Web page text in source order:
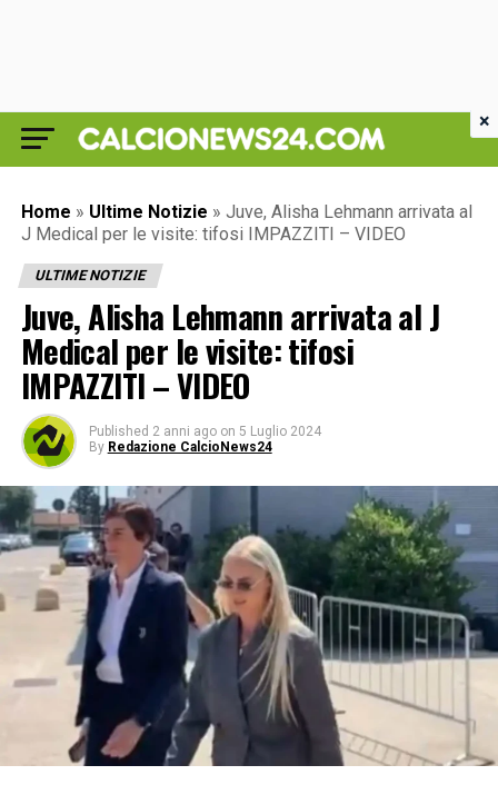
Home » Ultime Notizie » Juve, Alisha Lehmann arrivata al
J Medical per le visite: tifosi IMPAZZITI – VIDEO
ULTIME NOTIZIE
Juve, Alisha Lehmann arrivata al J
Medical per le visite: tifosi
IMPAZZITI – VIDEO
Published 2 anni ago on 5 Luglio 2024
By Redazione CalcioNews24
×